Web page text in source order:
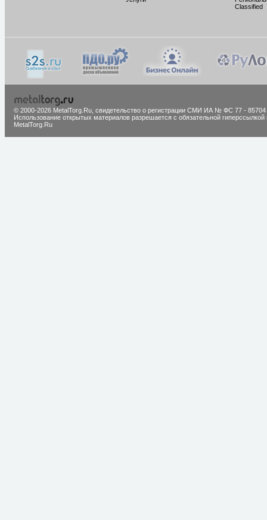
Classified
© 2000-2026 MetalTorg.Ru, cвидетельство о регистрации СМИ ИА № ФС 77 - 85704
Использование открытых материалов разрешается с обязательной гиперссылкой
MetalTorg.Ru